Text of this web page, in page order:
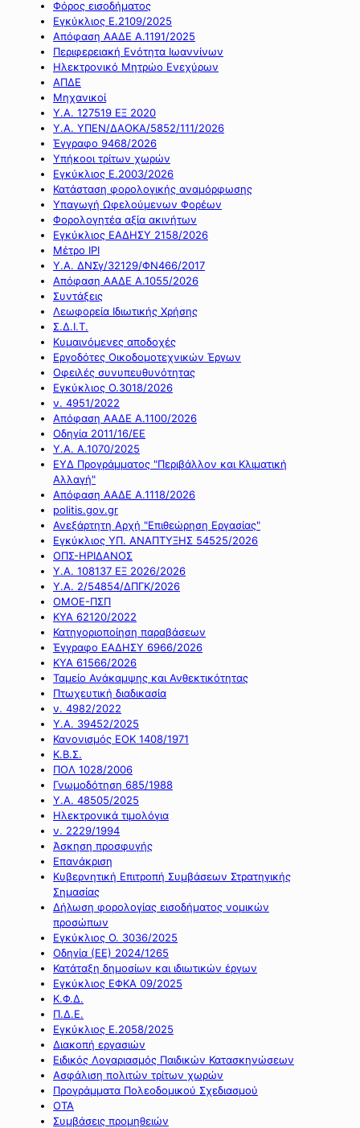
Φόρος εισοδήματος
Εγκύκλιος Ε.2109/2025
Απόφαση ΑΑΔΕ Α.1191/2025
Περιφερειακή Ενότητα Ιωαννίνων
Ηλεκτρονικό Μητρώο Ενεχύρων
ΑΠΔΕ
Μηχανικοί
Υ.Α. 127519 ΕΞ 2020
Υ.Α. ΥΠΕΝ/ΔΑΟΚΑ/5852/111/2026
Έγγραφο 9468/2026
Υπήκοοι τρίτων χωρών
Εγκύκλιος Ε.2003/2026
Κατάσταση φορολογικής αναμόρφωσης
Υπαγωγή Ωφελούμενων Φορέων
Φορολογητέα αξία ακινήτων
Εγκύκλιος ΕΑΔΗΣΥ 2158/2026
Μέτρο IPI
Υ.Α. ΔΝΣγ/32129/ΦΝ466/2017
Απόφαση ΑΑΔΕ Α.1055/2026
Συντάξεις
Λεωφορεία Ιδιωτικής Χρήσης
Σ.Δ.Ι.Τ.
Κυμαινόμενες αποδοχές
Εργοδότες Οικοδομοτεχνικών Έργων
Οφειλές συνυπευθυνότητας
Εγκύκλιος Ο.3018/2026
ν. 4951/2022
Απόφαση ΑΑΔΕ Α.1100/2026
Οδηγία 2011/16/ΕΕ
Υ.Α. Α.1070/2025
ΕΥΔ Προγράμματος "Περιβάλλον και Κλιματική
Αλλαγή"
Απόφαση ΑΑΔΕ Α.1118/2026
politis.gov.gr
Ανεξάρτητη Αρχή "Επιθεώρηση Εργασίας"
Εγκύκλιος ΥΠ. ΑΝΑΠΤΥΞΗΣ 54525/2026
ΟΠΣ-ΗΡΙΔΑΝΟΣ
Υ.Α. 108137 ΕΞ 2026/2026
Υ.Α. 2/54854/ΔΠΓΚ/2026
ΟΜΟΕ-ΠΣΠ
ΚΥΑ 62120/2022
Κατηγοριοποίηση παραβάσεων
Έγγραφο ΕΑΔΗΣΥ 6966/2026
ΚΥΑ 61566/2026
Ταμείο Ανάκαμψης και Ανθεκτικότητας
Πτωχευτική διαδικασία
ν. 4982/2022
Υ.Α. 39452/2025
Κανονισμός ΕΟΚ 1408/1971
Κ.Β.Σ.
ΠΟΛ 1028/2006
Γνωμοδότηση 685/1988
Υ.Α. 48505/2025
Ηλεκτρονικά τιμολόγια
ν. 2229/1994
Άσκηση προσφυγής
Επανάκριση
Κυβερνητική Επιτροπή Συμβάσεων Στρατηγικής
Σημασίας
Δήλωση φορολογίας εισοδήματος νομικών
προσώπων
Εγκύκλιος Ο. 3036/2025
Οδηγία (ΕΕ) 2024/1265
Κατάταξη δημοσίων και ιδιωτικών έργων
Εγκύκλιος ΕΦΚΑ 09/2025
Κ.Φ.Δ.
Π.Δ.Ε.
Εγκύκλιος Ε.2058/2025
Διακοπή εργασιών
Ειδικός Λογαριασμός Παιδικών Κατασκηνώσεων
Ασφάλιση πολιτών τρίτων χωρών
Προγράμματα Πολεοδομικού Σχεδιασμού
ΟΤΑ
Συμβάσεις προμηθειών